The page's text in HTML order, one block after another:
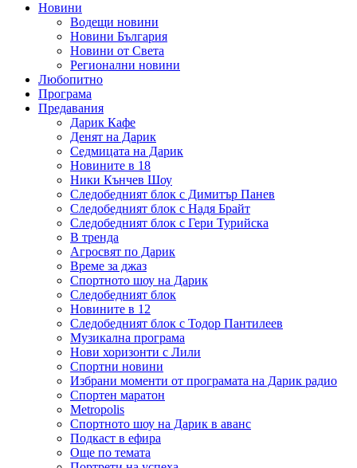
Новини
Водещи новини
Новини България
Новини от Света
Регионални новини
Любопитно
Програма
Предавания
Дарик Кафе
Денят на Дарик
Седмицата на Дарик
Новините в 18
Ники Кънчев Шоу
Следобедният блок с Димитър Панев
Следобедният блок с Надя Брайт
Следобедният блок с Гери Турийска
В тренда
Агросвят по Дарик
Време за джаз
Спортното шоу на Дарик
Следобедният блок
Новините в 12
Следобедният блок с Тодор Пантилеев
Музикална програма
Нови хоризонти с Лили
Спортни новини
Избрани моменти от програмата на Дарик радио
Спортен маратон
Metropolis
Спортното шоу на Дарик в аванс
Подкаст в ефира
Още по темата